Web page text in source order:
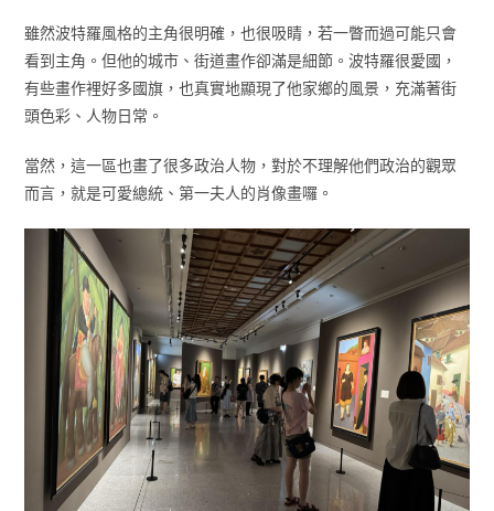
雖然波特羅風格的主角很明確，也很吸睛，若一瞥而過可能只會
看到主角。但他的城市、街道畫作卻滿是細節。波特羅很愛國，
有些畫作裡好多國旗，也真實地顯現了他家鄉的風景，充滿著街
頭色彩、人物日常。
當然，這一區也畫了很多政治人物，對於不理解他們政治的觀眾
而言，就是可愛總統、第一夫人的肖像畫囉。